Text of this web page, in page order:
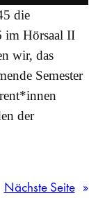
die
im Hörsaal II
wir, das
Semester
der
Nächste Seite »